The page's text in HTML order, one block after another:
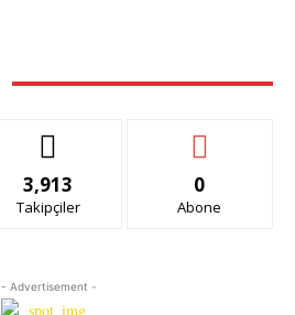
3,913
Takipçiler
0
Abone
- Advertisement -